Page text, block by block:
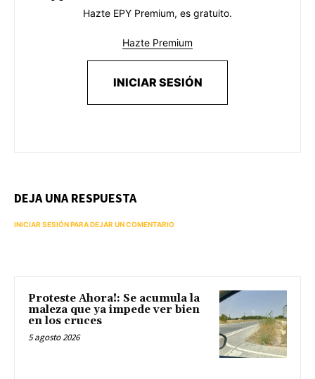
Hazte EPY Premium, es gratuito.
Hazte Premium
INICIAR SESIÓN
DEJA UNA RESPUESTA
INICIAR SESIÓN PARA DEJAR UN COMENTARIO
Proteste Ahora!: Se acumula la
maleza que ya impede ver bien
en los cruces
5 agosto 2026